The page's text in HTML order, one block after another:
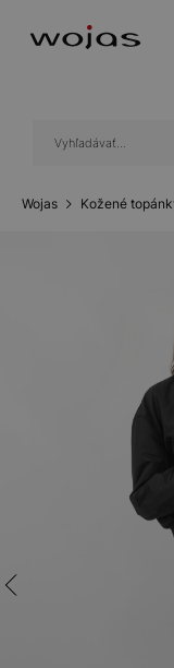
Wojas Kožené